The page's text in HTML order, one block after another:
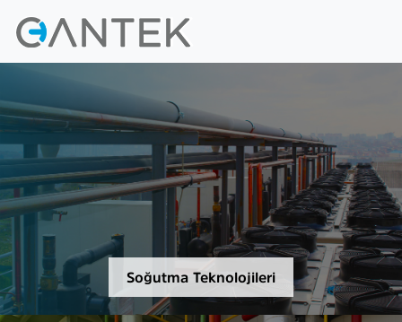
Soğutma Teknolojileri